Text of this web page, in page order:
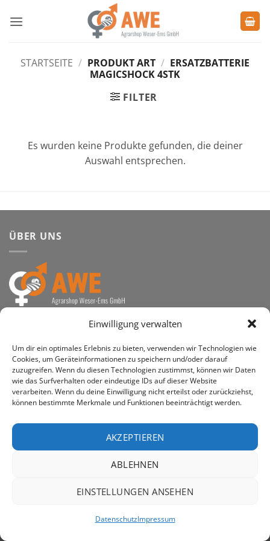
Einwilligung verwalten
Um dir ein optimales Erlebnis zu bieten, verwenden wir Technologien wie
Cookies, um Geräteinformationen zu speichern und/oder darauf
zuzugreifen. Wenn du diesen Technologien zustimmst, können wir Daten
wie das Surfverhalten oder eindeutige IDs auf dieser Website
verarbeiten. Wenn du deine Einwilligung nicht erteilst oder zurückziehst,
können bestimmte Merkmale und Funktionen beeinträchtigt werden.
AKZEPTIEREN
ABLEHNEN
EINSTELLUNGEN ANSEHEN
DatenschutzImpressum
Inhalt
STARTSEITE / PRODUKT ART / ERSATZBATTERIE
MAGICSHOCK 4STK
FILTER
Es wurden keine Produkte gefunden, die deiner
Auswahl entsprechen.
ÜBER UNS
awe ist heute auf vielen Höfen die 1. Adresse, wenn es
PayPal Rechung
AWE - Agrarshop Weser-Ems GmbH